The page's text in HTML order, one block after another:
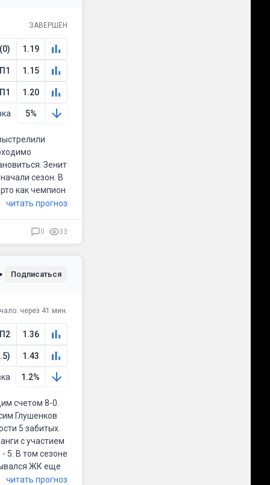
ЗАВЕРШЕН
1.19
П1 1.15
П1 1.20
5%
Зенит
сезон. В
как чемпион
читать прогноз
0 33
Подписаться
через 41 мин.
П2 1.36
1.43
1.2%
счетом 8-0.
Глушенков
5 забитых.
с участием
5. В том сезоне
ЖК еще
читать прогноз